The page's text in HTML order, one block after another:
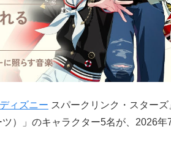
ディズニー スパークリンク・スター
）」のキャラクター5名が、2026年